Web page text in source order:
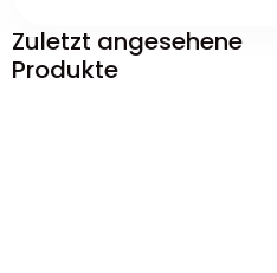
Zuletzt angesehene
Produkte